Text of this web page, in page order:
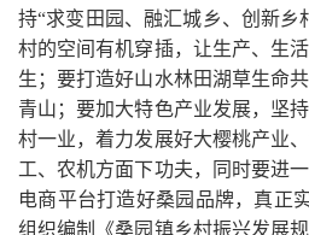
持“求变田园、融汇城乡、创新乡
村的空间有机穿插，让生产、生
生；要打造好山水林田湖草生命
青山；要加大特色产业发展，坚
村一业，着力发展好大樱桃产业
工、农机方面下功夫，同时要进
电商平台打造好桑园品牌，真正
组织编制《桑园镇乡村振兴发展